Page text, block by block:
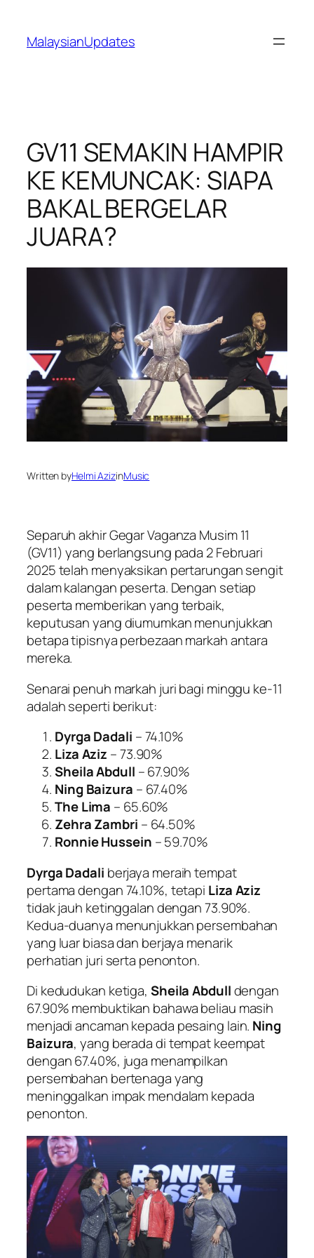
content
MalaysianUpdates
GV11 SEMAKIN HAMPIR
KE KEMUNCAK: SIAPA
BAKAL BERGELAR
JUARA?
Written byHelmi AzizinMusic
Separuh akhir Gegar Vaganza Musim 11
(GV11) yang berlangsung pada 2 Februari
2025 telah menyaksikan pertarungan sengit
dalam kalangan peserta. Dengan setiap
peserta memberikan yang terbaik,
keputusan yang diumumkan menunjukkan
betapa tipisnya perbezaan markah antara
mereka.
Senarai penuh markah juri bagi minggu ke-11
adalah seperti berikut:
Dyrga Dadali – 74.10%
Liza Aziz – 73.90%
Sheila Abdull – 67.90%
Ning Baizura – 67.40%
The Lima – 65.60%
Zehra Zambri – 64.50%
Ronnie Hussein – 59.70%
Dyrga Dadali berjaya meraih tempat
pertama dengan 74.10%, tetapi Liza Aziz
tidak jauh ketinggalan dengan 73.90%.
Kedua-duanya menunjukkan persembahan
yang luar biasa dan berjaya menarik
perhatian juri serta penonton.
Di kedudukan ketiga, Sheila Abdulldengan
67.90% membuktikan bahawa beliau masih
menjadi ancaman kepada pesaing lain. Ning
Baizura, yang berada di tempat keempat
dengan 67.40%, juga menampilkan
persembahan bertenaga yang
meninggalkan impak mendalam kepada
penonton.